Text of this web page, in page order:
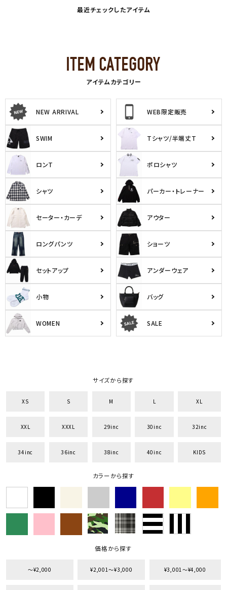
最近チェックしたアイテム
アイテムカテゴリー
NEW ARRIVAL WEB限定販売
SWIM Tシャツ/半端丈T
ロンT ポロシャツ
シャツ パーカー・トレーナー
セーター・カーデ アウター
ロングパンツ ショーツ
セットアップ アンダーウェア
小物 バッグ
WOMEN SALE
サイズから探す
XS S M L XL
XXL XXXL 29inc 30inc 32inc
34inc 36inc 38inc 40inc KIDS
カラーから探す
価格から探す
〜¥2,000 ¥2,001〜¥3,000 ¥3,001〜¥4,000